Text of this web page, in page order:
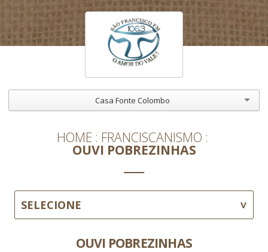
Casa Fonte Colombo
HOME FRANCISCANISMO
OUVI POBREZINHAS
SELECIONE
OUVI POBREZINHAS